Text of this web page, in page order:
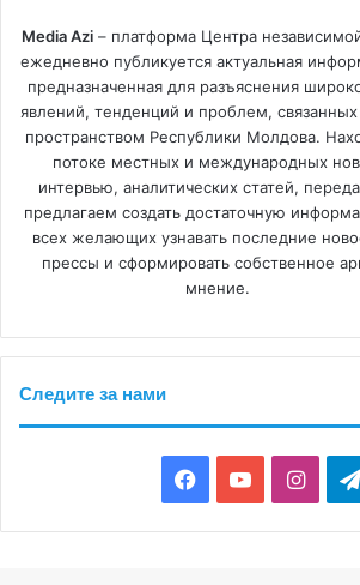
Media Azi– платформа Центра
ежедневно публикуется актуальная
предназначенная для разъяснения
явлений, тенденций и проблем,
пространством Республики Молдова.
потоке местных и международных
интервью, аналитических статей,
предлагаем создать достаточную
всех желающих узнавать последние
прессы и сформировать собственное
мнение.
Следите за нами
Facebook
YouTube